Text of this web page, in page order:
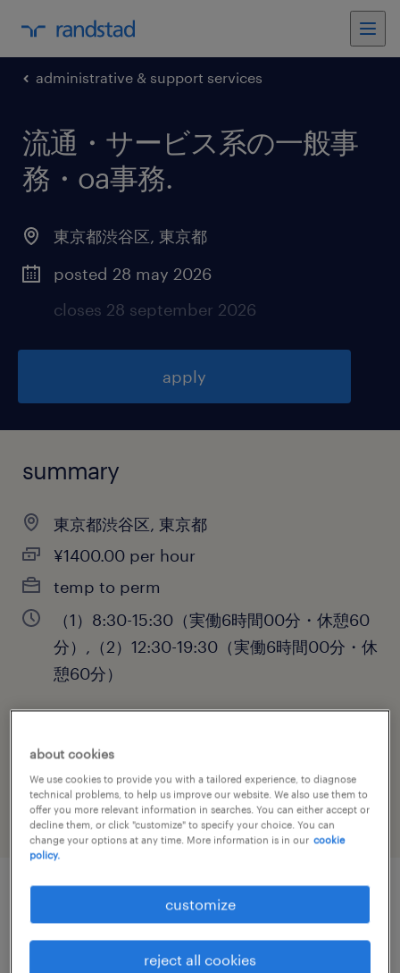
administrative & support services
流通・サービス系の一般事
務・oa事務.
東京都渋谷区, 東京都
posted 28 may 2026
closes 28 september 2026
apply
summary
東京都渋谷区, 東京都
¥1400.00 per hour
temp to perm
（1）8:30-15:30（実働6時間00分・休憩60
分）,（2）12:30-19:30（実働6時間00分・休
憩60分）
job category
administrative & support services
job details
about cookies
We use cookies to provide you with a tailored experience, to diagnose
technical problems, to help us improve our website. We also use them to
offer you more relevant information in searches. You can either accept or
decline them, or click "customize" to specify your choice. You can
change your options at any time. More information is in our cookie
policy.
customize
reject all cookies